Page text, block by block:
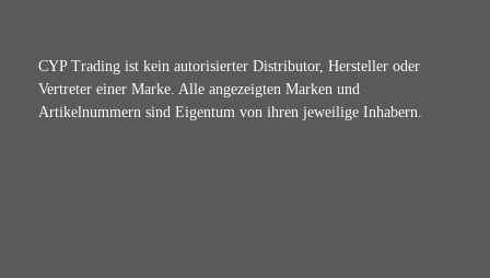
CYP Trading ist kein autorisierter Distributor, Hersteller oder
Vertreter einer Marke. Alle angezeigten Marken und
Artikelnummern sind Eigentum von ihren jeweilige Inhabern.